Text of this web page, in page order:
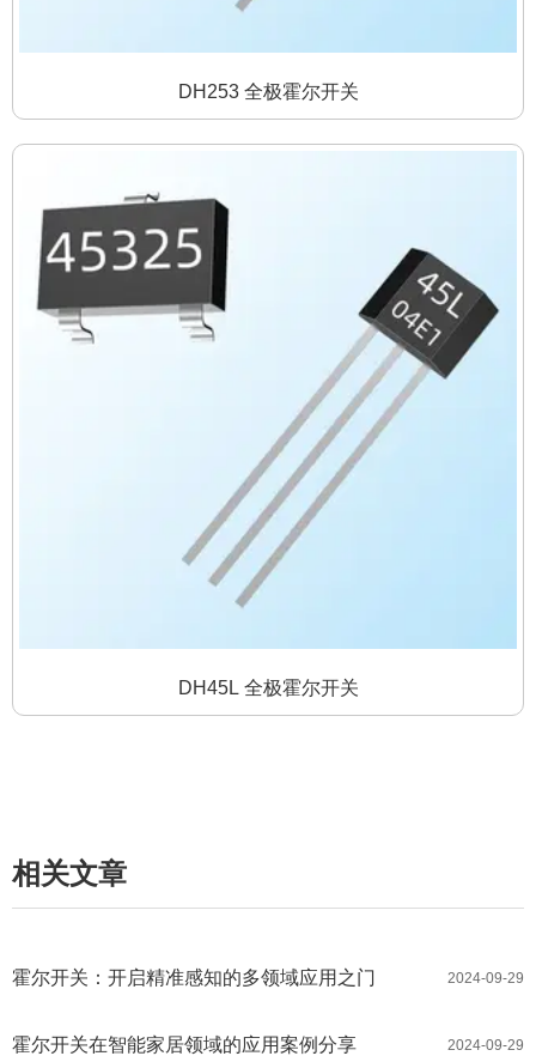
DH253 全极霍尔开关
DH45L 全极霍尔开关
相关文章
2024-09-29
霍尔开关：开启精准感知的多领域应用之门
2024-09-29
霍尔开关在智能家居领域的应用案例分享